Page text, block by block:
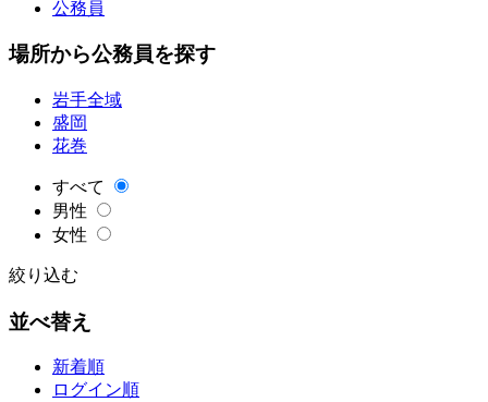
公務員
場所から公務員を探す
岩手全域
盛岡
花巻
すべて
男性
女性
絞り込む
並べ替え
新着順
ログイン順